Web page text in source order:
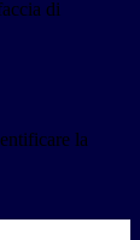
di
la